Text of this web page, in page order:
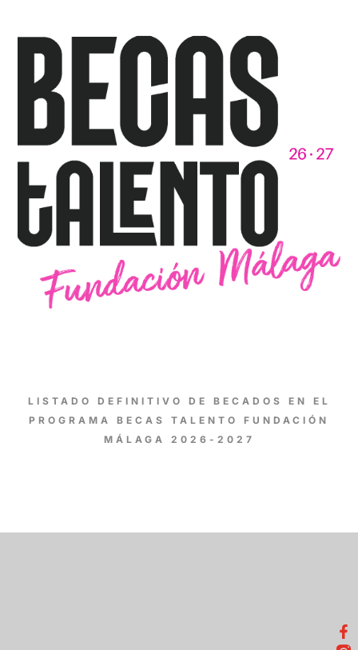
LISTADO DEFINITIVO DE BECADOS EN EL
PROGRAMA BECAS TALENTO FUNDACIÓN
MÁLAGA 2026-2027